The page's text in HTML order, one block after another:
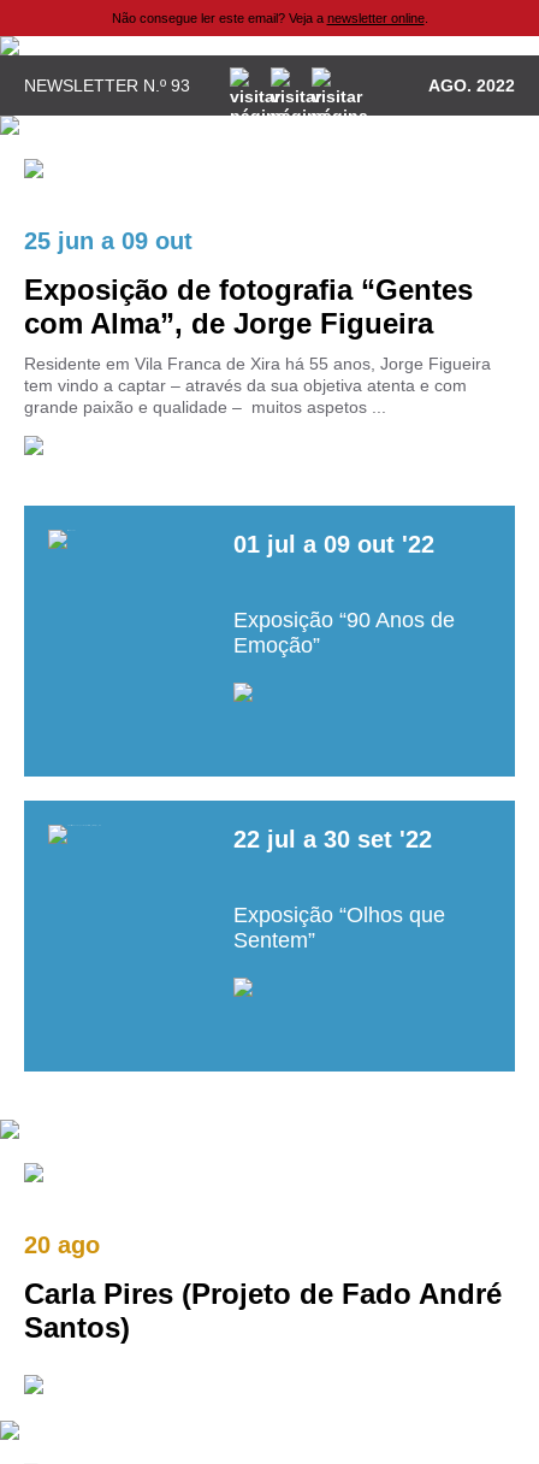
Não consegue ler este email? Veja a newsletter online.
NEWSLETTER N.º 93 AGO. 2022
25 jun a09 out
Exposição de fotografia “Gentes
com Alma”, de Jorge Figueira
Residente em Vila Franca de Xira há 55 anos, Jorge Figueira
tem vindo a captar – através da sua objetiva atenta e com
grande paixão e qualidade – muitos aspetos ...
01 jul a 09 out '22
Exposição “90 Anos de
Emoção”
22 jul a 30 set '22
Exposição “Olhos que
Sentem”
20 ago
Carla Pires (Projeto de Fado André
Santos)